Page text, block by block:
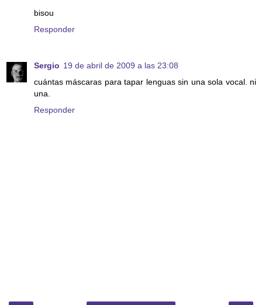
bisou
Responder
Sergio 19 de abril de 2009 a las 23:08
cuántas máscaras para tapar lenguas sin una sola vocal. ni
una.
Responder